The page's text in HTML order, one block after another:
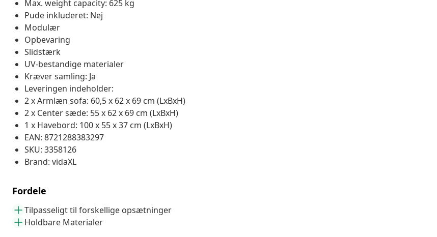
Max. weight capacity: 625 kg
Pude inkluderet: Nej
Modulær
Opbevaring
Slidstærk
UV-bestandige materialer
Kræver samling: Ja
Leveringen indeholder:
2 x Armlæn sofa: 60,5 x 62 x 69 cm (LxBxH)
2 x Center sæde: 55 x 62 x 69 cm (LxBxH)
1 x Havebord: 100 x 55 x 37 cm (LxBxH)
EAN: 8721288383297
SKU: 3358126
Brand: vidaXL
Fordele
Tilpasseligt til forskellige opsætninger
Holdbare Materialer